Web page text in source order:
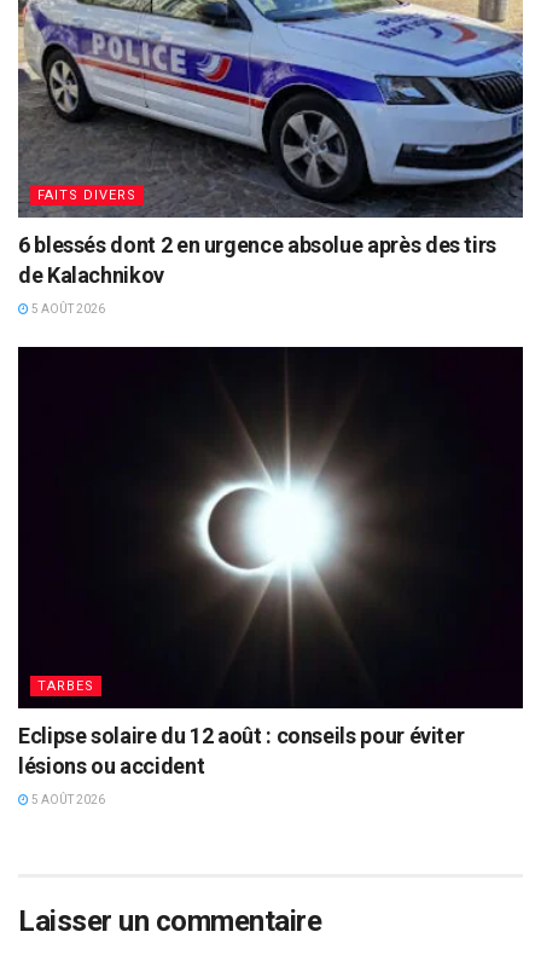
FAITS DIVERS
6 blessés dont 2 en urgence absolue après des tirs
de Kalachnikov
5 AOÛT 2026
TARBES
Eclipse solaire du 12 août : conseils pour éviter
lésions ou accident
5 AOÛT 2026
Laisser un commentaire